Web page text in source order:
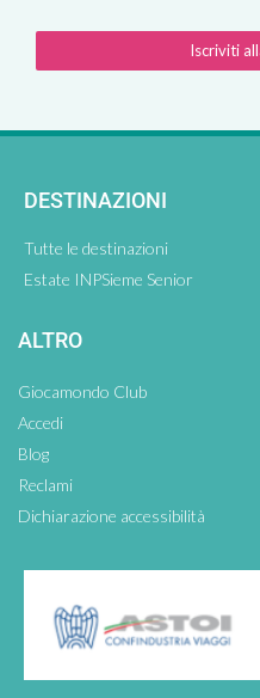
Iscriviti
DESTINAZIONI
Tutte le destinazioni
Estate INPSieme Senior
ALTRO
Giocamondo Club
Accedi
Blog
Reclami
Dichiarazione accessibilità